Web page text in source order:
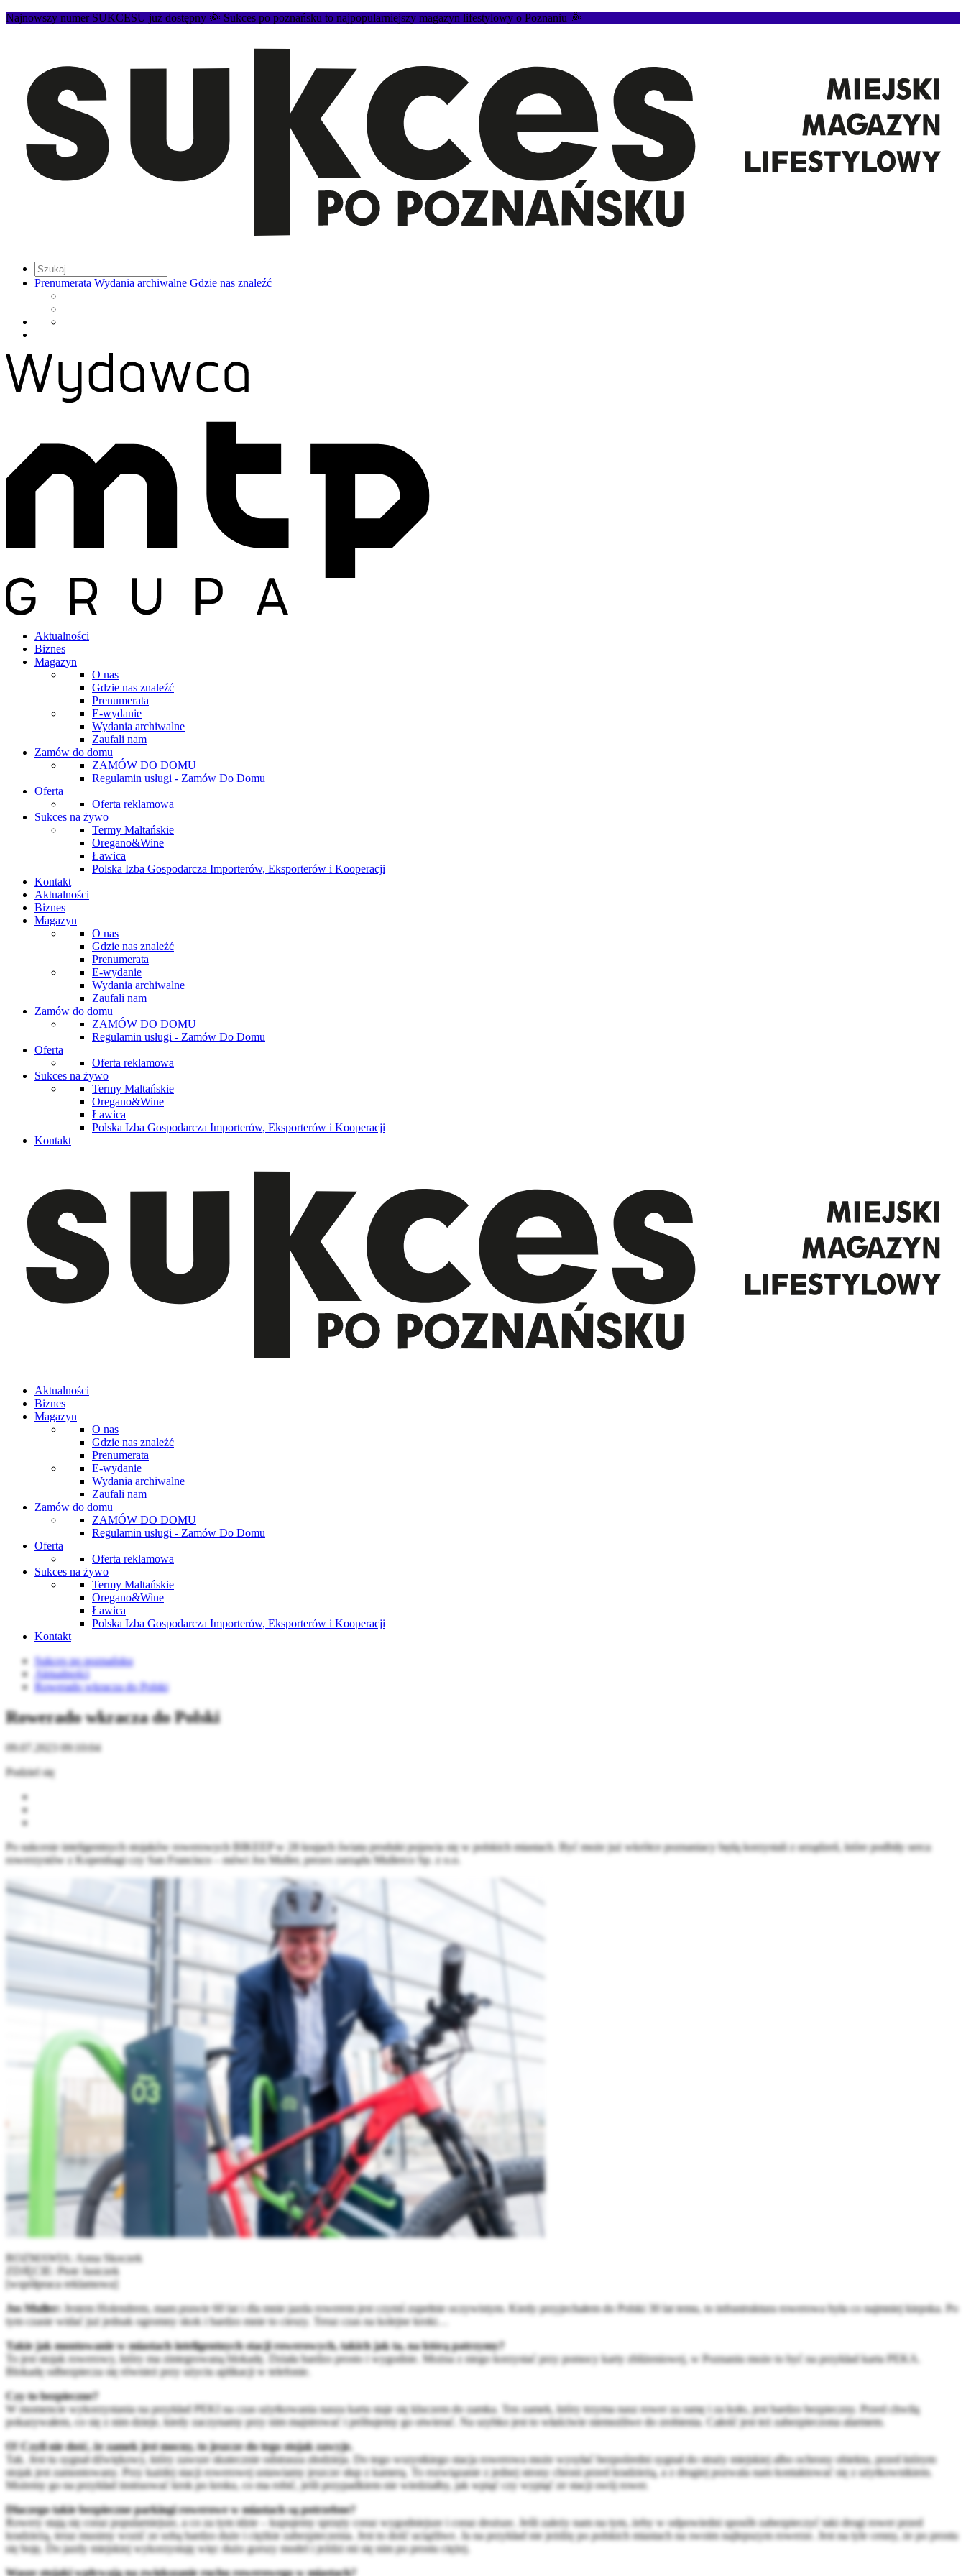
Najnowszy numer SUKCESU już dostępny 🌞 Sukces po poznańsku to najpopularniejszy magazyn lifestylowy o Poznaniu 🌞
Prenumerata Wydania archiwalne Gdzie nas znaleźć
Aktualności
Biznes
Magazyn
O nas
Gdzie nas znaleźć
Prenumerata
E-wydanie
Wydania archiwalne
Zaufali nam
Zamów do domu
ZAMÓW DO DOMU
Regulamin usługi - Zamów Do Domu
Oferta
Oferta reklamowa
Sukces na żywo
Termy Maltańskie
Oregano&Wine
Ławica
Polska Izba Gospodarcza Importerów, Eksporterów i Kooperacji
Kontakt
Aktualności
Biznes
Magazyn
O nas
Gdzie nas znaleźć
Prenumerata
E-wydanie
Wydania archiwalne
Zaufali nam
Zamów do domu
ZAMÓW DO DOMU
Regulamin usługi - Zamów Do Domu
Oferta
Oferta reklamowa
Sukces na żywo
Termy Maltańskie
Oregano&Wine
Ławica
Polska Izba Gospodarcza Importerów, Eksporterów i Kooperacji
Kontakt
Aktualności
Biznes
Magazyn
O nas
Gdzie nas znaleźć
Prenumerata
E-wydanie
Wydania archiwalne
Zaufali nam
Zamów do domu
ZAMÓW DO DOMU
Regulamin usługi - Zamów Do Domu
Oferta
Oferta reklamowa
Sukces na żywo
Termy Maltańskie
Oregano&Wine
Ławica
Polska Izba Gospodarcza Importerów, Eksporterów i Kooperacji
Kontakt
Sukces po poznańsku
Aktualności
Rowerado wkracza do Polski
Rowerado wkracza do Polski
09.07.2023 09:10:04
Podziel się
Po sukcesie inteligentnych stojaków rowerowych BIKEEP w 28 krajach świata produkt pojawia się w polskich miastach. Być może już wkrótce poznaniacy będą korzystali z urządzeń, które podbiły serca
rowerzystów z Kopenhagi czy San Francisco – mówi Jos Muller, prezes zarządu Mullerco Sp. z o.o.
ROZMAWIA: Anna Skoczek
ZDJĘCIE: Piotr Jasiczek
[współpraca reklamowa]
Jos Muller: Jestem Holendrem, mam prawie 60 lat i dla mnie jazda rowerem jest czymś zupełnie oczywistym. Kiedy przyjechałem do Polski 30 lat temu, to infrastruktura rowerowa była co najmniej kiepska. Po
tym czasie widać już jednak ogromny skok i bardzo mnie to cieszy. Teraz czas na kolejne kroki…
Takie jak montowanie w miastach inteligentnych stacji rowerowych, takich jak ta, na którą patrzymy?
To jest stojak rowerowy, który ma zintegrowaną blokadę. Działa bardzo prosto i wygodnie. Można z niego korzystać przy pomocy karty zbliżeniowej, w Poznaniu może to być na przykład karta PEKA.
Blokadę odbezpiecza się również przy użyciu aplikacji w telefonie.
Czy to bezpieczne?
W momencie wykorzystania na przykład PEKI na czas użytkowania nasza karta staje się kluczem do zamka. Ten zamek, który trzyma nasz rower za ramę i za koło, jest bardzo bezpieczny. Przed chwilą
pokazywałem, co się z nim dzieje, kiedy zaczynamy przy nim majstrować i próbujemy go otwierać. Na szybko jest to właściwie niemożliwe do zrobienia. Całość jest też zabezpieczona alarmem.
O! Czyli nie dość, że zamek jest mocny, to jeszcze do tego stojak zawyje.
Tak. Jest tu sygnał dźwiękowy, który zawsze skutecznie odstrasza złodzieja. Do tego wszystkiego stacja rowerowa może wysyłać bezpośredni sygnał do straży miejskiej albo ochrony obiektu, przed którym
stojak jest zamontowany. Przy każdej stacji rowerowej ustawiamy jeszcze słup z kamerą. To rozwiązanie z jednej strony chroni przed kradzieżą, a z drugiej pozwala nam kontaktować się z użytkownikiem.
Możemy go na przykład instruować krok po kroku, co ma robić, jeśli przypadkiem nie wiedziałby, jak wpiąć czy wypiąć ze stacji swój rower.
Dlaczego takie bezpieczne parkingi rowerowe w miastach są potrzebne?
Rowery stają się coraz popularniejsze, a co za tym idzie – kupujemy sprzęty coraz wygodniejsze i coraz droższe. Jeśli zależy nam na tym, żeby w odpowiedni sposób zabezpieczyć taki drogi rower przed
kradzieżą, teraz musimy wozić ze sobą bardzo duże i ciężkie zabezpieczenia. Jest to dość uciążliwe. Ja na przykład nie jeżdżę po polskich miastach na swoim najlepszym rowerze. Jest na tyle cenny, że po prostu
się boję. Do jazdy miejskiej wykorzystuję więc dużo gorszy model i jeździ mi się nim po prostu ciężej.
Wasze stojaki wpływają na zwiększanie ruchu rowerowego w miastach?